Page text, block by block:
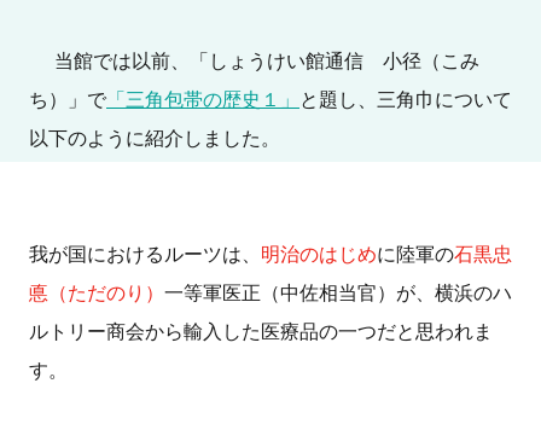
当館では以前、「しょうけい館通信 小径（こみ
ち）」で「三角包帯の歴史１」 と題し、三角巾について
以下のように紹介しました。
我が国におけるルーツは、 明治のはじめに陸軍の石黒忠
悳（ただのり） 一等軍医正（中佐相当官）が、横浜のハ
ルトリー商会から輸入した医療品の一つだと思われま
す。